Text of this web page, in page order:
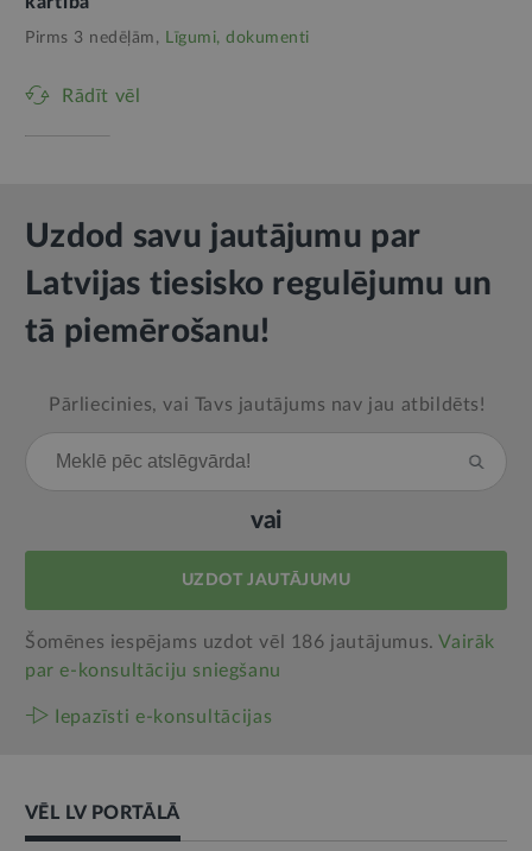
Pirms 3 nedēļām, Līgumi, dokumenti
Rādīt vēl
Uzdod savu jautājumu par
Latvijas tiesisko regulējumu un
tā piemērošanu!
Pārliecinies, vai Tavs jautājums nav jau atbildēts!
vai
UZDOT JAUTĀJUMU
Šomēnes iespējams uzdot vēl 186 jautājumus.Vairāk
par e‑konsultāciju sniegšanu
Iepazīsti e-konsultācijas
VĒL LV PORTĀLĀ